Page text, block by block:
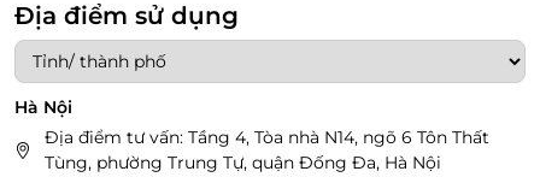
Địa điểm sử dụng
Hà Nội
Địa điểm tư vấn: Tầng 4, Tòa nhà N14, ngõ 6 Tôn Thất
Tùng, phường Trung Tự, quận Đống Đa, Hà Nội